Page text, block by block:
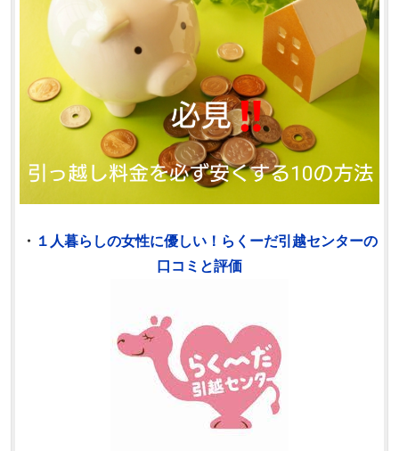
・ １人暮らしの女性に優しい！らくーだ引越センターの
口コミと評価